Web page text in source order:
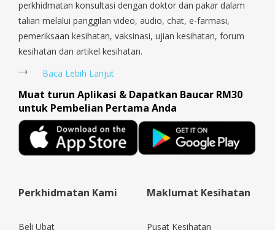
perkhidmatan konsultasi dengan doktor dan pakar dalam
talian melalui panggilan video, audio, chat, e-farmasi,
pemeriksaan kesihatan, vaksinasi, ujian kesihatan, forum
kesihatan dan artikel kesihatan.
Baca Lebih Lanjut
Muat turun Aplikasi & Dapatkan Baucar RM30
untuk Pembelian Pertama Anda
Perkhidmatan Kami
Beli Ubat
Maklumat Kesihatan
Pusat Kesihatan